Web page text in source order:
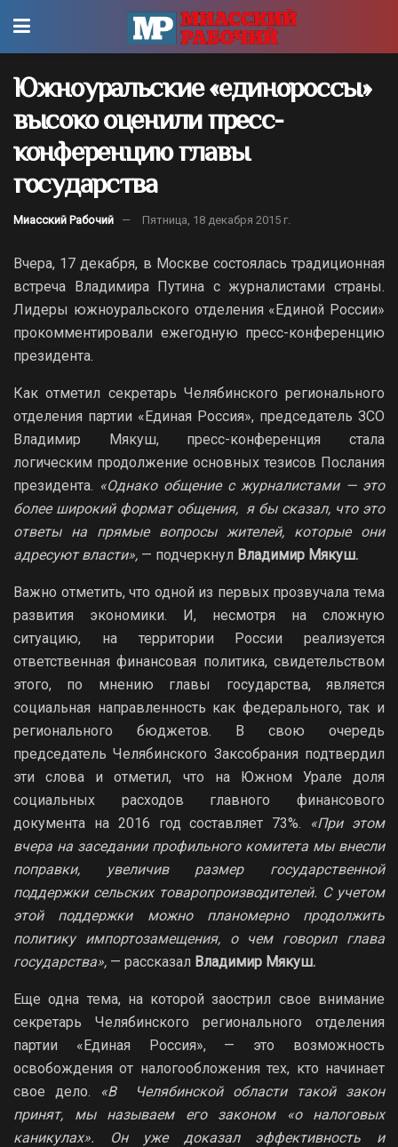
Южноуральские «единороссы»
высоко оценили пресс-
конференцию главы
государства
Миасский Рабочий Пятница, 18 декабря 2015 г.
Вчера, 17 декабря, в Москве состоялась традиционная
встреча Владимира Путина с журналистами страны.
Лидеры южноуральского отделения «Единой России»
прокомментировали ежегодную пресс-конференцию
президента.
Как отметил секретарь Челябинского регионального
отделения партии «Единая Россия», председатель ЗСО
Владимир Мякуш, пресс-конференция стала
логическим продолжение основных тезисов Послания
президента. «Однако общение с журналистами — это
более широкий формат общения, я бы сказал, что это
ответы на прямые вопросы жителей, которые они
адресуют власти», — подчеркнул Владимир Мякуш.
Важно отметить, что одной из первых прозвучала тема
развития экономики. И, несмотря на сложную
ситуацию, на территории России реализуется
ответственная финансовая политика, свидетельством
этого, по мнению главы государства, является
социальная направленность как федерального, так и
регионального бюджетов. В свою очередь
председатель Челябинского Заксобрания подтвердил
эти слова и отметил, что на Южном Урале доля
социальных расходов главного финансового
документа на 2016 год составляет 73%. «При этом
вчера на заседании профильного комитета мы внесли
поправки, увеличив размер государственной
поддержки сельских товаропроизводителей. С учетом
этой поддержки можно планомерно продолжить
политику импортозамещения, о чем говорил глава
государства», — рассказал Владимир Мякуш.
Еще одна тема, на которой заострил свое внимание
секретарь Челябинского регионального отделения
партии «Единая Россия», — это возможность
освобождения от налогообложения тех, кто начинает
свое дело.
«В Челябинской области такой закон
принят, мы называем его законом «о налоговых
каникулах». Он уже доказал эффективность и